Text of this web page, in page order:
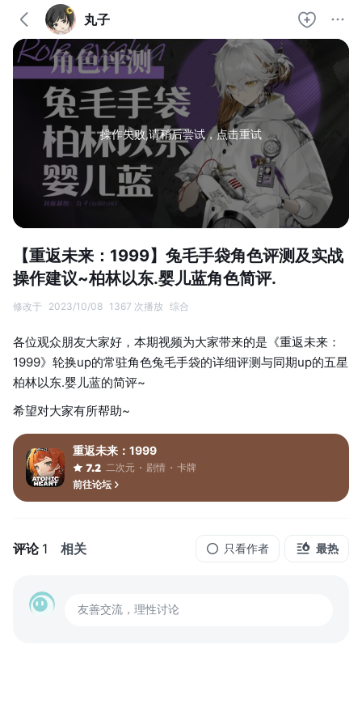
丸子
操作失败,请稍后尝试，点击重试
【重返未来：1999】兔毛手袋角色评测及实战
操作建议~柏林以东.婴儿蓝角色简评.
修改于 2023/10/08 1367 次播放 综合
各位观众朋友大家好，本期视频为大家带来的是《重返未来：
1999》轮换up的常驻角色兔毛手袋的详细评测与同期up的五星
柏林以东.婴儿蓝的简评~
希望对大家有所帮助~
重返未来：1999
7.2 二次元 剧情
卡牌
前往论坛
评论 1 相关 只看作者 最热
友善交流，理性讨论